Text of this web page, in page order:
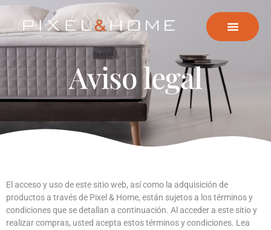
Aviso legal
El acceso y uso de este sitio web, así como la adquisición de
productos a través de Pixel & Home, están sujetos a los términos y
condiciones que se detallan a continuación. Al acceder a este sitio y
realizar compras, usted acepta estos términos y condiciones. Lea